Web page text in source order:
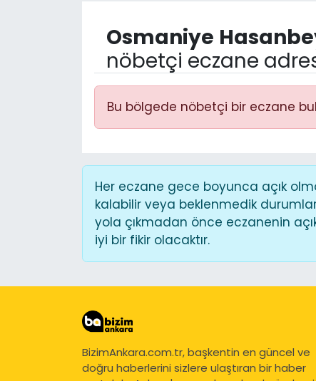
Osmaniye
nöbetçi eczane
Bu bölgede nöbetçi bir eczane
Her eczane gece boyunca açık
kalabilir veya beklenmedik
yola çıkmadan önce eczanenin
iyi bir fikir olacaktır.
BizimAnkara.com.tr, başkentin en güncel ve
doğru haberlerini sizlere ulaştıran bir haber